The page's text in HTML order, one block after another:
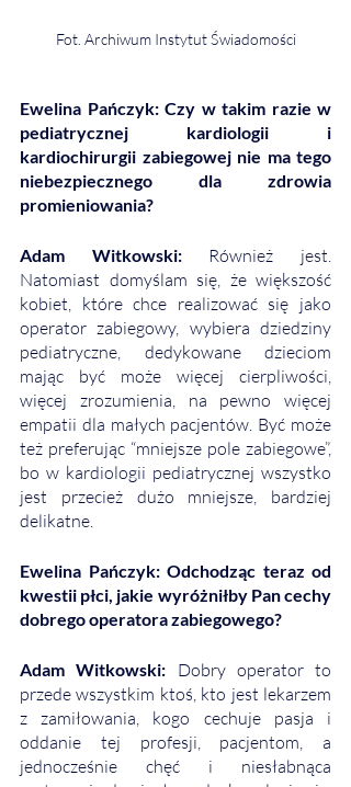
Fot. Archiwum Instytut Świadomości
Ewelina Pańczyk: Czy w takim razie w
pediatrycznej kardiologii i
kardiochirurgii zabiegowej nie ma tego
niebezpiecznego dla zdrowia
promieniowania?
Adam Witkowski: Również jest.
Natomiast domyślam się, że większość
kobiet, które chce realizować się jako
operator zabiegowy, wybiera dziedziny
pediatryczne, dedykowane dzieciom
mając być może więcej cierpliwości,
więcej zrozumienia, na pewno więcej
empatii dla małych pacjentów. Być może
też preferując “mniejsze pole zabiegowe”,
bo w kardiologii pediatrycznej wszystko
jest przecież dużo mniejsze, bardziej
delikatne.
Ewelina Pańczyk: Odchodząc teraz od
kwestii płci, jakie wyróżniłby Pan cechy
dobrego operatora zabiegowego?
Adam Witkowski: Dobry operator to
przede wszystkim ktoś, kto jest lekarzem
z zamiłowania, kogo cechuje pasja i
oddanie tej profesji, pacjentom, a
jednocześnie chęć i niesłabnąca